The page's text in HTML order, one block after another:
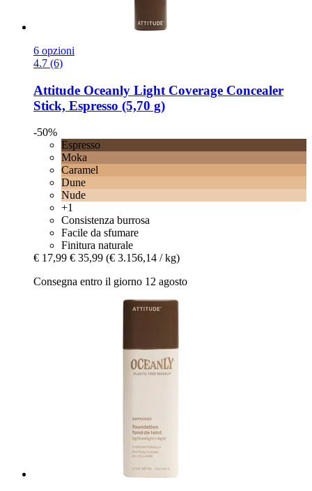
6 opzioni
4.7 (6)
Attitude Oceanly Light Coverage Concealer
Stick, Espresso (5,70 g)
-50%
Espresso
Moka
Caramel
Dune
Nude
+1
Consistenza burrosa
Facile da sfumare
Finitura naturale
€ 17,99 € 35,99 (€ 3.156,14 / kg)
Consegna entro il giorno 12 agosto